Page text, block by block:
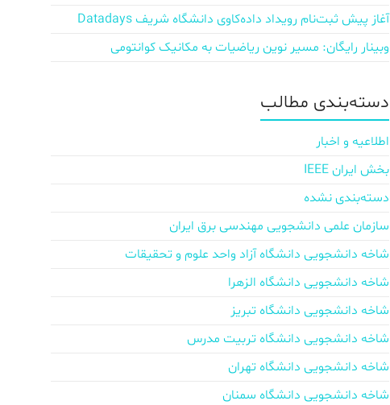
آغاز پیش‌ ثبت‌نام رویداد داده‌کاوی دانشگاه شریف Datadays
وبینار رایگان: مسیر نوین ریاضیات به مکانیک کوانتومی
دسته‌بندی مطالب
اطلاعیه و اخبار
بخش ایران IEEE
دسته‌بندی نشده
سازمان علمی دانشجویی مهندسی برق ایران
شاخه دانشجویی دانشگاه آزاد واحد علوم و تحقیقات
شاخه دانشجویی دانشگاه الزهرا
شاخه دانشجویی دانشگاه تبریز
شاخه دانشجویی دانشگاه تربیت مدرس
شاخه دانشجویی دانشگاه تهران
شاخه دانشجویی دانشگاه سمنان